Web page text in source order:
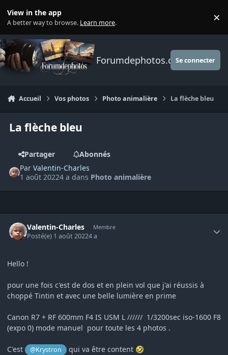
View in the app
A better way to browse. Learn more. ×
Forumdephotos.comSe connecter
Accueil Vos photos Photo animalière La flèche bleu
La flèche bleu
Partager
Abonnés
ParValentin-Charles
1 août 20224 a dans Photo animalière
Valentin-Charles Membre
Posté(e) 1 août 20224 a
Hello !
pour une fois c'est de dos et en plein vol que j'ai réussis à
choppé Tintin et avec une belle lumière en prime
Canon R7 + RF 600mm F4 IS USM L ////// 1/3200sec iso-1600 F8
(expo 0) mode manuel pour toute les 4 photos .
C'est @Krystron qui va être content 🤣